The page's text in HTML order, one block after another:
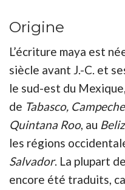
Origine
L’écriture maya est
siècle avant J.-C. et
le sud-est du
de Tabasco,
Quintana Roo, au
les régions
Salvador. La plupart
encore été traduits,